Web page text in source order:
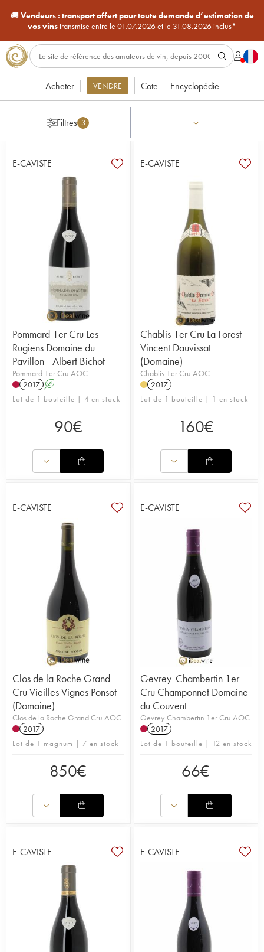
🚚Vendeurs : transport offert pour toute demande d’estimation de
vos vinstransmise entre le 01.07.2026 et le 31.08.2026 inclus*
Acheter VENDRE Cote Encyclopédie
Filtres 3
E-CAVISTE
Pommard 1er Cru Les
Rugiens Domaine du
Pavillon - Albert Bichot
Pommard 1er Cru AOC
2017 A
Lot de 1 bouteille | 4 en stock
90€
E-CAVISTE
Chablis 1er Cru La Forest
Vincent Dauvissat
(Domaine)
Chablis 1er Cru AOC
2017
Lot de 1 bouteille | 1 en stock
160€
E-CAVISTE
Clos de la Roche Grand
Cru Vieilles Vignes Ponsot
(Domaine)
Clos de la Roche Grand Cru AOC
2017
Lot de 1 magnum | 7 en stock
850€
E-CAVISTE
Gevrey-Chambertin 1er
Cru Champonnet Domaine
du Couvent
Gevrey-Chambertin 1er Cru AOC
2017
Lot de 1 bouteille | 12 en stock
66€
E-CAVISTE E-CAVISTE